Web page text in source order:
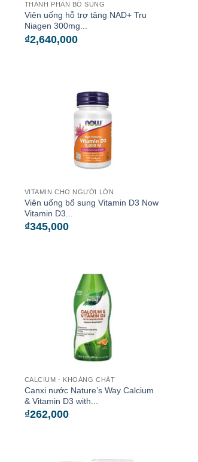
THÀNH PHẦN BỔ SUNG
Viên uống hỗ trợ tăng NAD+ Tru
Niagen 300mg...
₫2,640,000
VITAMIN CHO NGƯỜI LỚN
Viên uống bổ sung Vitamin D3 Now
Vitamin D3...
₫345,000
CALCIUM - KHOÁNG CHẤT
Canxi nước Nature’s Way Calcium
& Vitamin D3 with...
₫262,000